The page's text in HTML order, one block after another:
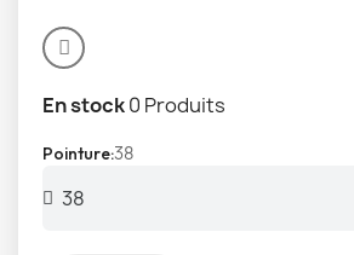
En stock0 Produits
Pointure 38